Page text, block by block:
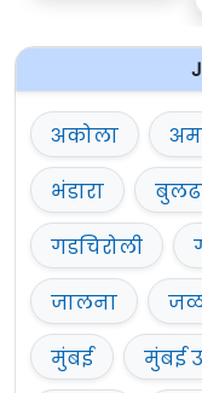
अकोला
भंडारा
गडचिरोली
जालना
मुंबई
मुंबई